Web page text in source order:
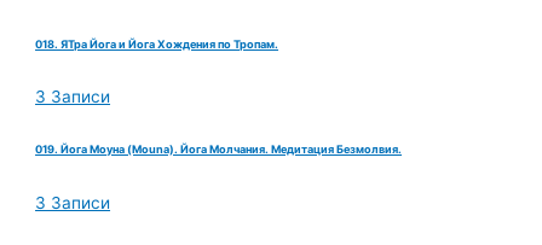
018. ЯТра Йога и Йога Хождения по Тропам.
3 Записи
019. Йога Моуна (Mouna). Йога Молчания. Медитация Безмолвия.
3 Записи